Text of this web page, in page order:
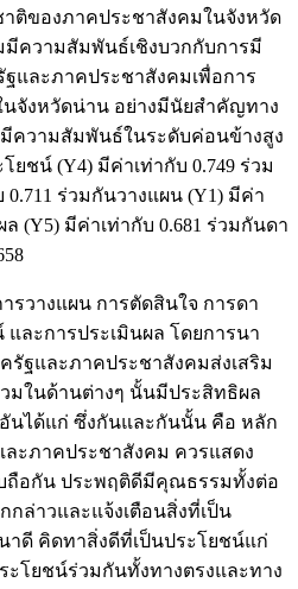
ติของภาคประชาสังคมในจังหวัด
ความสัมพันธ์เชิงบวกกับการมี
และภาคประชาสังคมเพื่อการ
จังหวัดน่าน อย่างมีนัยสำคัญทาง
ความสัมพันธ์ในระดับค่อนข้างสูง
ยชน์ (Y4) มีค่าเท่ากับ 0.749 ร่วม
ร่วมกันวางแผน (Y1) มีค่า
(Y5) มีค่าเท่ากับ 0.681 ร่วมกันดา
รวางแผน การตัดสินใจ การดา
และการประเมินผล โดยการนา
ฐและภาคประชาสังคมส่งเสริม
มในด้านต่างๆ นั้นมีประสิทธิผล
นได้แก่ ซึ่งกันและกันนั้น คือ หลัก
ะภาคประชาสังคม ควรแสดง
ถือกัน ประพฤติดีมีคุณธรรมทั้งต่อ
ล่าวและแจ้งเตือนสิ่งที่เป็น
าดี คิดทาสิ่งดีที่เป็นประโยชน์แก่
ะโยชน์ร่วมกันทั้งทางตรงและทาง